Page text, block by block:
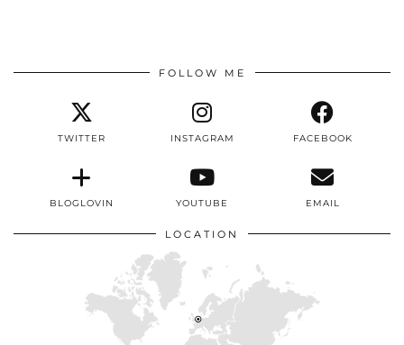
FOLLOW ME
TWITTER INSTAGRAM FACEBOOK
BLOGLOVIN YOUTUBE EMAIL
LOCATION